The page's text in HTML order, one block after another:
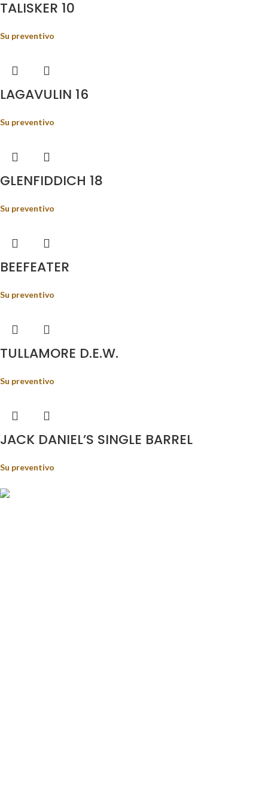
TALISKER 10
Su preventivo
LAGAVULIN 16
Su preventivo
GLENFIDDICH 18
Su preventivo
BEEFEATER
Su preventivo
TULLAMORE D.E.W.
Su preventivo
JACK DANIEL’S SINGLE BARREL
Su preventivo